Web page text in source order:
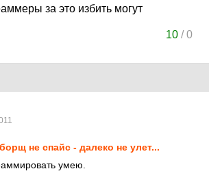
за это избить могут
10 /0
борщ не спайс - далеко не улет...
умею.